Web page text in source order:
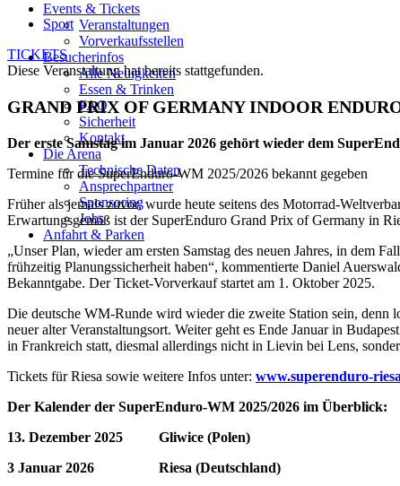
Events & Tickets
Veranstaltungen
Vorverkaufsstellen
Besucherinfos
Alle Neuigkeiten
Essen & Trinken
FAQ
Sicherheit
Kontakt
Die Arena
Technische Daten
Ansprechpartner
Sponsoring
Jobs
Anfahrt & Parken
Sport
TICKETS
Diese Veranstaltung hat bereits stattgefunden.
GRAND PRIX OF GERMANY INDOOR
Der erste Samstag im Januar 2026 gehört wieder dem
Termine für die SuperEnduro-WM 2025/2026 bekannt gegeben
Früher als jemals zuvor, wurde heute seitens des Motorrad-
Erwartungsgemäß ist der SuperEnduro Grand Prix of Germany in
„Unser Plan, wieder am ersten Samstag des neuen Jahres, in dem
frühzeitig Planungssicherheit haben“, kommentierte Daniel
Bekanntgabe. Der Ticket-Vorverkauf startet am 1. Oktober 2025.
Die deutsche WM-Runde wird wieder die zweite Station sein, denn
neuer alter Veranstaltungsort. Weiter geht es Ende Januar in
in Frankreich statt, diesmal allerdings nicht in Lievin bei Lens,
Tickets für Riesa sowie weitere Infos unter: www.superenduro-
Der Kalender der SuperEnduro-WM 2025/2026 im Überblick:
13. Dezember 2025 Gliwice (Polen)
3 Januar 2026 Riesa (Deutschland)